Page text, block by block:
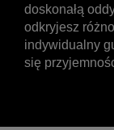
doskonałą
odkryjesz
indywidualny
się